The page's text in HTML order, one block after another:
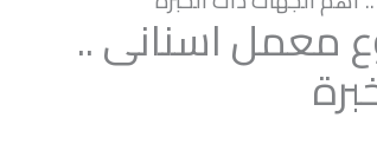
معمل اسنانى ..